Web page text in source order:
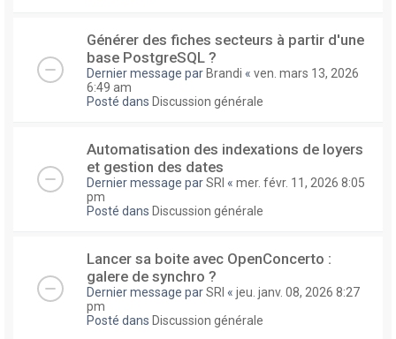
Générer des fiches secteurs à partir d'une
base PostgreSQL ?
Dernier message par Brandi « ven. mars 13, 2026
6:49 am
Posté dans Discussion générale
Automatisation des indexations de loyers
et gestion des dates
Dernier message parSRI « mer. févr. 11, 2026 8:05
pm
Posté dans Discussion générale
Lancer sa boite avec OpenConcerto :
galere de synchro ?
Dernier message parSRI « jeu. janv. 08, 2026 8:27
pm
Posté dans Discussion générale